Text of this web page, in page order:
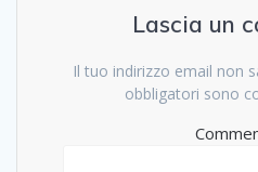
Lascia un
Il tuo indirizzo email non
obbligatori sono